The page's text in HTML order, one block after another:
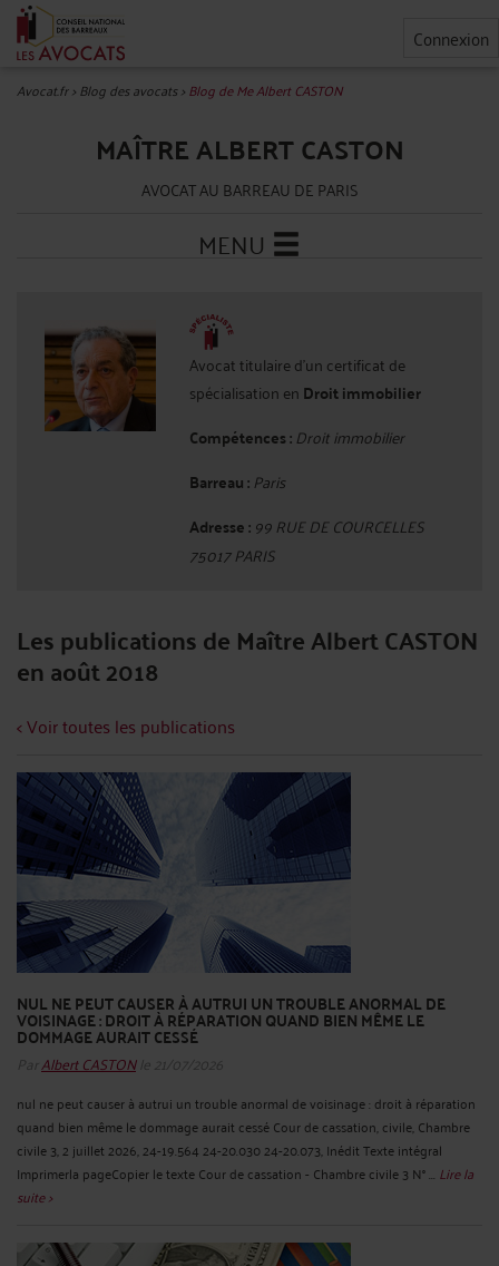
Connexion
Avocat.fr>Blog des avocats>Blog de Me Albert CASTON
MAÎTRE ALBERT CASTON
AVOCAT AU BARREAU DE PARIS
MENU
Avocat titulaire d'un certificat de
spécialisation en Droit immobilier
Compétences : Droit immobilier
Barreau : Paris
Adresse : 99 RUE DE COURCELLES
75017 PARIS
Les publications de Maître Albert CASTON
en août 2018
< Voir toutes les publications
NUL NE PEUT CAUSER À AUTRUI UN TROUBLE ANORMAL DE
VOISINAGE : DROIT À RÉPARATION QUAND BIEN MÊME LE
DOMMAGE AURAIT CESSÉ
ParAlbert CASTONle 21/07/2026
nul ne peut causer à autrui un trouble anormal de voisinage : droit à réparation
quand bien même le dommage aurait cessé Cour de cassation, civile, Chambre
civile 3, 2 juillet 2026, 24-19.564 24-20.030 24-20.073, Inédit Texte intégral
Imprimerla pageCopier le texte Cour de cassation - Chambre civile 3 N° ... Lire la
suite >